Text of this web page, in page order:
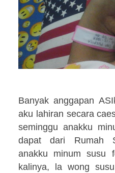
Banyak anggapan
aku lahiran secara
seminggu anakku
dapat dari Rumah
anakku minum susu
kalinya, la wong